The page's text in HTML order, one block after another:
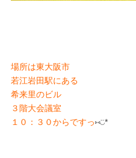
場所は東大阪市
若江岩田駅にある
希来里のビル
３階大会議室
１０：３０からですっ⑅◡̈*